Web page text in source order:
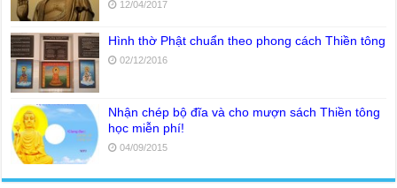
12/04/2017
Hình thờ Phật chuẩn theo phong cách Thiền tông
02/12/2016
Nhận chép bộ đĩa và cho mượn sách Thiền tông
học miễn phí!
04/09/2015